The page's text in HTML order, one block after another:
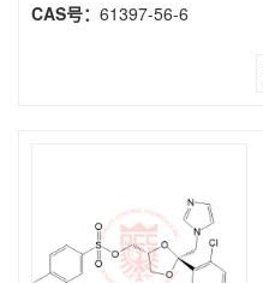
CAS号： 61397-56-6